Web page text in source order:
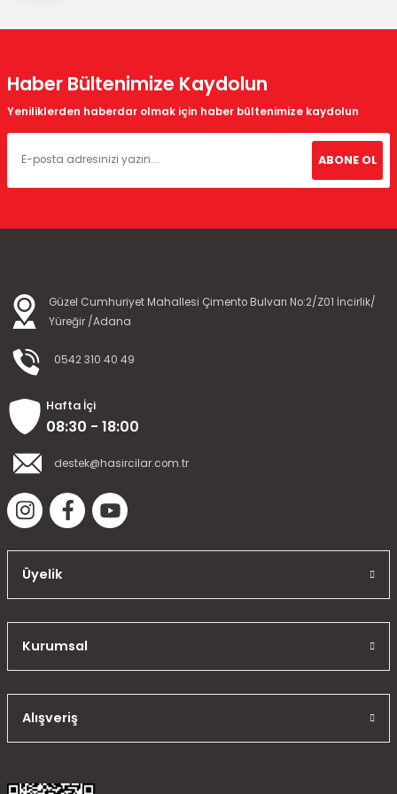
TÜKENDİ
572,16 TL
524,48 TL
TÜKENDİ
786,72 TL
524,48 TL
Stokta Yok
Haber Bültenimize Kaydolun
Yeniliklerden haberdar olmak için haber bültenimize kaydolun
ABONE OL
Güzel Cumhuriyet Mahallesi Çimento Bulvarı No:2/Z01 İncirlik/
Yüreğir /Adana
0542 310 40 49
Hafta İçi
08:30 - 18:00
destek@hasircilar.com.tr
Üyelik
Kurumsal
Alışveriş